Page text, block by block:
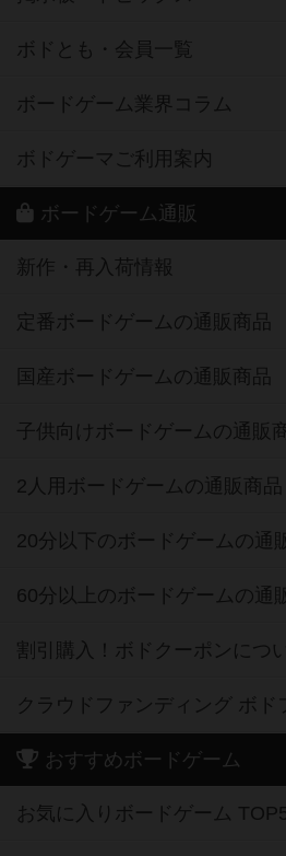
ボドとも・会員一覧
ボードゲーム業界コラム
ボドゲーマご利用案内
ボードゲーム通販
新作・再入荷情報
定番ボードゲームの通販商品
国産ボードゲームの通販商品
子供向けボードゲームの通販
2人用ボードゲームの通販商品
20分以下のボードゲームの通
60分以上のボードゲームの通
割引購入！ボドクーポンにつ
クラウドファンディング ボド
おすすめボードゲーム
お気に入りボードゲーム